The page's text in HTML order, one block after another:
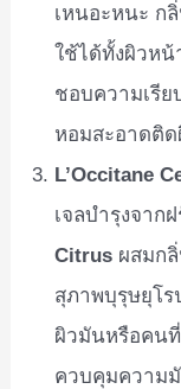
เหนอะหนะ กลิ่
ใช้ได้ทั้งผิวหน้
ชอบความเรีย
หอมสะอาดติ
L’Occitane
เจลบำรุงจา
Citrus ผสมก
สุภาพบุรุษยุโร
ผิวมันหรือคนที่
ควบคุมความ